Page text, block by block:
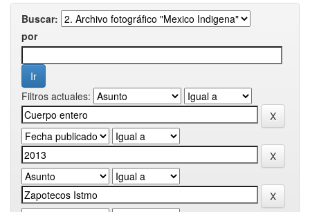
Buscar:
por
Filtros actuales: